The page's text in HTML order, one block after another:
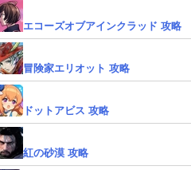
エコーズオブアインクラッド 攻略
冒険家エリオット 攻略
ドットアビス 攻略
紅の砂漠 攻略